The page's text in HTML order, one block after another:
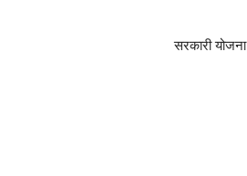
सरकारी योजना